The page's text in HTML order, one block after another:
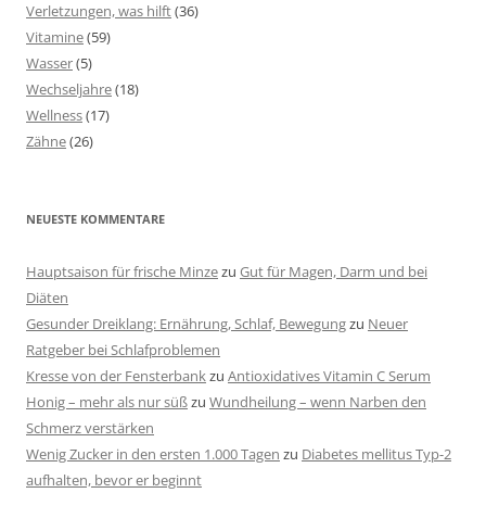
Verletzungen, was hilft(36)
Vitamine(59)
Wasser(5)
Wechseljahre(18)
Wellness(17)
Zähne(26)
NEUESTE KOMMENTARE
Hauptsaison für frische Minzezu Gut für Magen, Darm und bei
Diäten
Gesunder Dreiklang: Ernährung, Schlaf, Bewegungzu Neuer
Ratgeber bei Schlafproblemen
Kresse von der Fensterbankzu Antioxidatives Vitamin C Serum
Honig – mehr als nur süßzu Wundheilung – wenn Narben den
Schmerz verstärken
Wenig Zucker in den ersten 1.000 Tagen zu Diabetes mellitus Typ-2
aufhalten, bevor er beginnt